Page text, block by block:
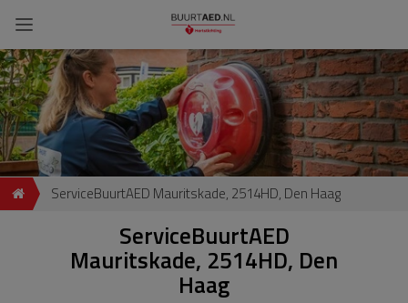
ServiceBuurtAED Mauritskade, 2514HD, Den Haag
ServiceBuurtAED
Mauritskade, 2514HD, Den
Haag